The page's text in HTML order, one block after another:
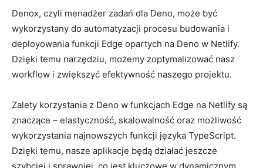
Denox, czyli⁣ menadżer zadań dla Deno, ​może być
wykorzystany do⁣ automatyzacji‍ procesu budowania i
deployowania funkcji‍ Edge opartych na Deno w ‍Netlify.
Dzięki temu⁤ narzędziu, możemy zoptymalizować ⁢nasz
workflow i zwiększyć efektywność naszego​ projektu.
Zalety⁣ korzystania‌ z Deno w funkcjach Edge na Netlify są⁤
znaczące – elastyczność, skalowalność oraz możliwość
wykorzystania najnowszych funkcji języka TypeScript.
‌Dzięki temu, nasze aplikacje będą działać jeszcze​